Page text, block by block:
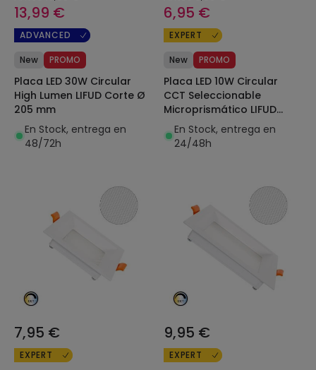
13,99 €
ADVANCED
New PROMO
Placa LED 30W Circular
High Lumen LIFUD Corte Ø
205 mm
En Stock, entrega en
48/72h
6,95 €
EXPERT
New PROMO
Placa LED 10W Circular
CCT Seleccionable
Microprismático LIFUD
Corte Ø 110 mm
En Stock, entrega en
24/48h
7,95 €
EXPERT
9,95 €
EXPERT